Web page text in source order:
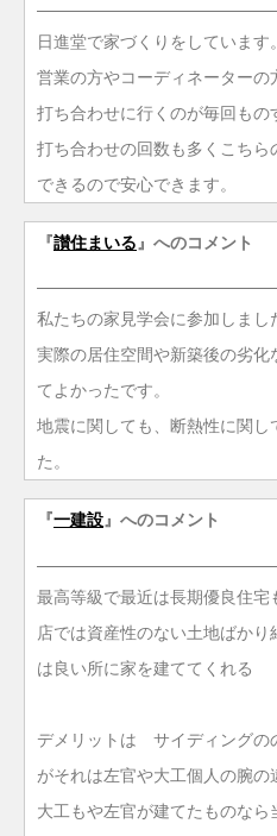
日進堂で家づくりをしています。
営業の方やコーディネーターの
打ち合わせに行くのが毎回もの
打ち合わせの回数も多くこち
できるので安心できます。
『讃住まいる』へのコメント
私たちの家見学会に参加しまし
実際の居住空間や新築後の劣化
てよかったです。
地震に関しても、断熱性に関し
た。
『一建設』へのコメント
最高等級で最近は長期優良住
店では資産性のない土地ばか
は良い所に家を建ててくれる
デメリットは サイディングの
がそれは左官や大工個人の腕
大工もや左官が建てたものなら